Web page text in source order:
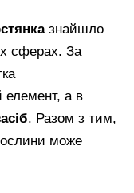
знайшло
сферах. За
елемент, а в
. Разом з тим,
може